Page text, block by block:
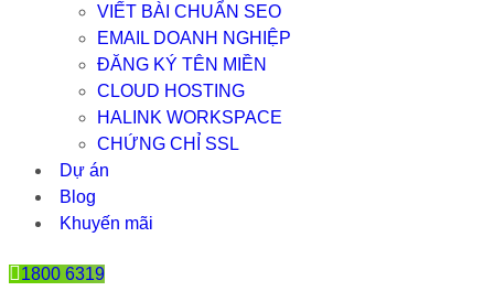
VIẾT BÀI CHUẨN SEO
EMAIL DOANH NGHIỆP
ĐĂNG KÝ TÊN MIỀN
CLOUD HOSTING
HALINK WORKSPACE
CHỨNG CHỈ SSL
Dự án
Blog
Khuyến mãi
1800 6319